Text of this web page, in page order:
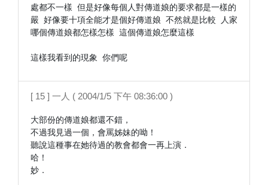
處都不一樣 但是好像每個人對傳道娘的要求都是一樣的
嚴 好像要十項全能才是個好傳道娘 不然就是比較 人家
哪個傳道娘都怎樣怎樣 這個傳道娘怎麼這樣
這樣我看到的現象 你們呢
[ 15 ] 一人 ( 2004/1/5 下午 08:36:00 )
大部份的傳道娘都還不錯，
不過我見過一個，會罵姊妹的呦！
聽說這種事在她待過的教會都會一再上演．
哈！